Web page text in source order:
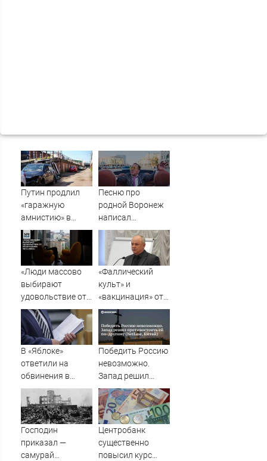
Путин продлил
«гаражную
амнистию» в
России до 1
сентября 2031
года
Песню про
родной Воронеж
написал
музыкант Михаил
Гребенщиков -
ВестиПК в
Воронеже
«Люди массово
выбирают
удовольствие от
пропускания чего-
либо»
«Фаллический
культ» и
«вакцинация» от
Грефа для
«дорогих
россиян»
В «Яблоке»
ответили на
обвинения в
иностранном
финансировании
Победить Россию
невозможно.
Запад решил
противостоять ей
по-другому
(NetEase, Китай)
Господин
приказал —
самурай
Центробанк
существенно
повысил курс